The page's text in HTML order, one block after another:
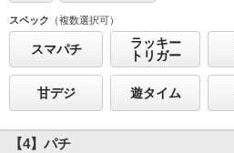
スペック （複数選択可）
スマパチ
ラッキー
トリガー
甘デジ 遊タイム
【4】パチ